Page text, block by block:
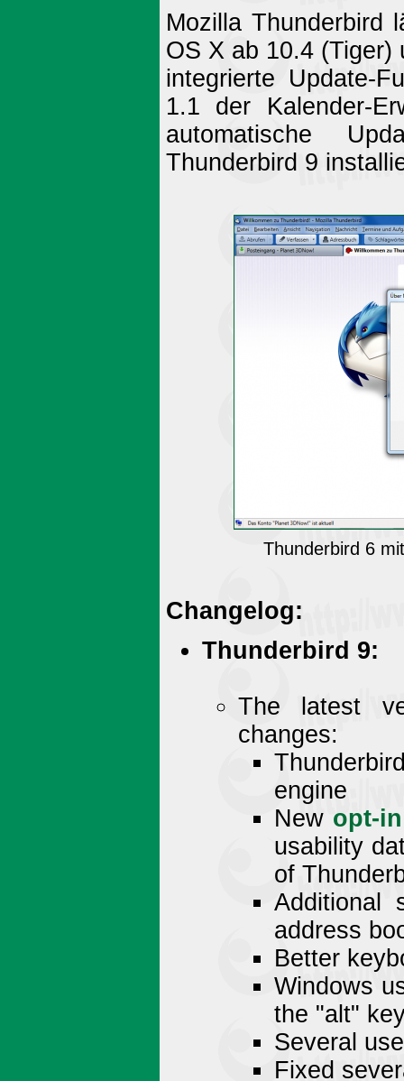
Mozilla Thunderbird
OS X ab 10.4
integrierte Update-
1.1 der Kalender-
automatische
Thunderbird 9
Thunderbird 6
Changelog:
Thunderbird 9:
The latest
changes:
engine
New opt-
usability
of
Additional
address
Better
Windows
the "alt"
Several
Fixed